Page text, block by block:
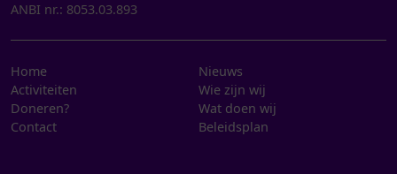
ANBI nr.: 8053.03.893
Home
Nieuws
Activiteiten
Wie zijn wij
Doneren?
Wat doen wij
Contact
Beleidsplan